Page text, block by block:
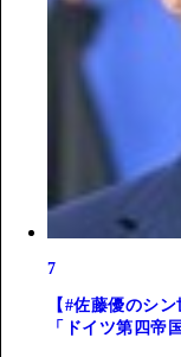
7
【#佐藤優のシ
「ドイツ第四帝